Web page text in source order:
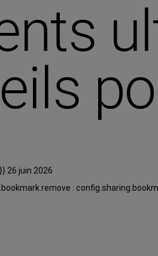
26 juin 2026
: